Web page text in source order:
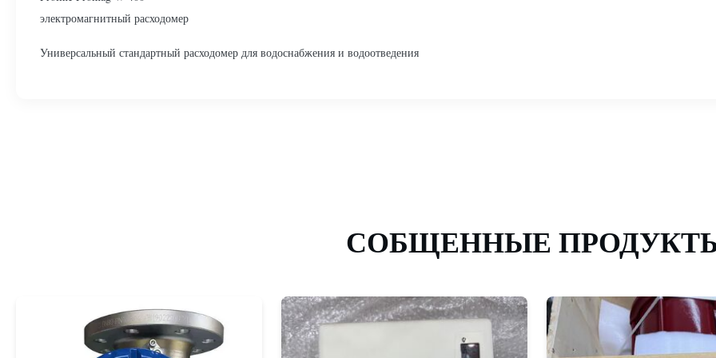
электромагнитный расходомер
Универсальный стандартный расходомер для водоснабжения и водоотведения
СОБЩЕННЫЕ